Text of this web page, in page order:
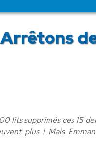
supprimés ces 15
plus ! Mais